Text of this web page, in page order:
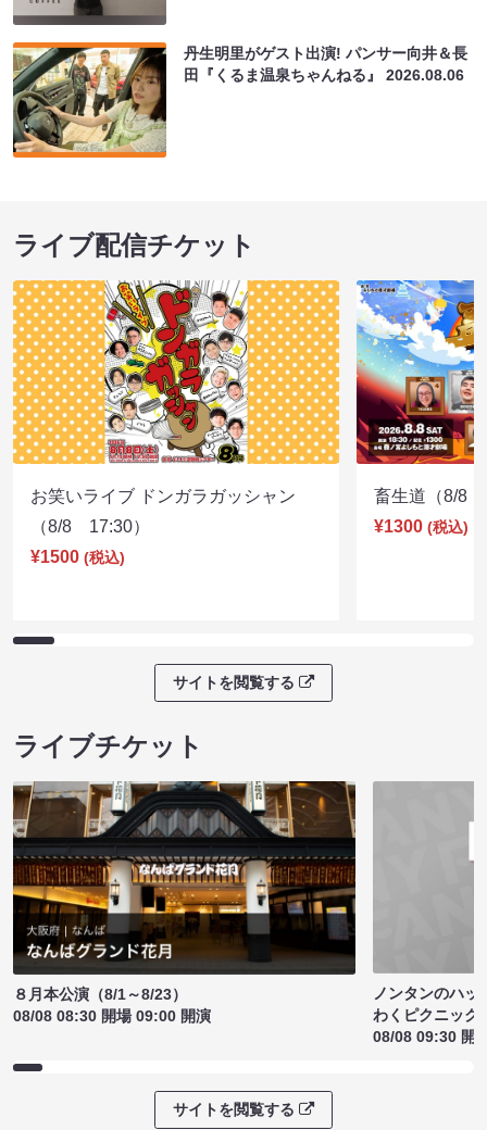
丹生明里がゲスト出演! パンサー向井＆長
田『くるま温泉ちゃんねる』2026.08.06
ライブ配信チケット
お笑いライブ ドンガラガッシャン
（8/8 17:30）
¥1500 (税込)
畜生道（8/8
¥1300 (税込)
サイトを閲覧する
ライブチケット
８月本公演（8/1～8/23）
08/08 08:30 開場 09:00 開演
ノンタンのハッ
わくピクニック
08/08 09:30 開
サイトを閲覧する